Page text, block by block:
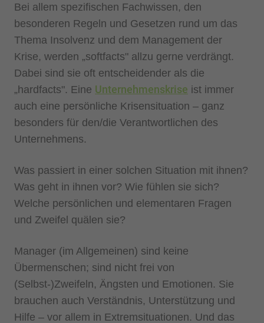
Bei allem spezifischen Fachwissen, den
besonderen Regeln und Gesetzen rund um das
Thema Insolvenz und dem Management der
Krise, werden „softfacts" allzu gerne verdrängt.
Dabei sind sie oft entscheidender als die
„hardfacts". Eine Unternehmenskrise ist immer
auch eine persönliche Krisensituation – ganz
besonders für den/die Verantwortlichen des
Unternehmens.
Was passiert in einer solchen Situation mit ihnen?
Was geht in ihnen vor? Wie fühlen sie sich?
Welche persönlichen und elementaren Fragen
und Zweifel quälen sie?
Manager (im Allgemeinen) sind keine
Übermenschen; sind nicht frei von
(Selbst-)Zweifeln, Ängsten und Emotionen. Sie
brauchen auch Verständnis, Unterstützung und
Hilfe – vor allem in Extremsituationen. Und das